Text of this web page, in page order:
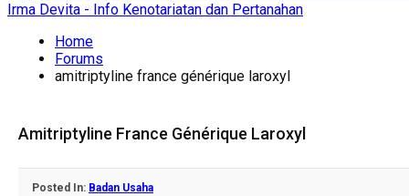
Irma Devita - Info Kenotariatan dan Pertanahan
Home
Forums
amitriptyline france générique laroxyl
Amitriptyline France Générique Laroxyl
Posted In: Badan Usaha